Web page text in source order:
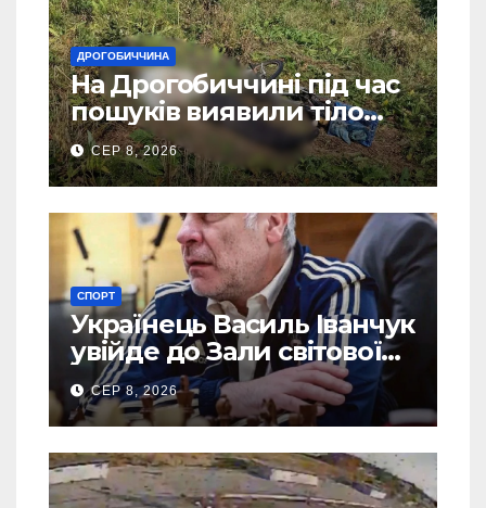
ДРОГОБИЧЧИНА
На Дрогобиччині під час
пошуків виявили тіло
зниклого чоловіка
СЕР 8, 2026
СПОРТ
Українець Василь Іванчук
увійде до Зали світової
шахової слави
СЕР 8, 2026